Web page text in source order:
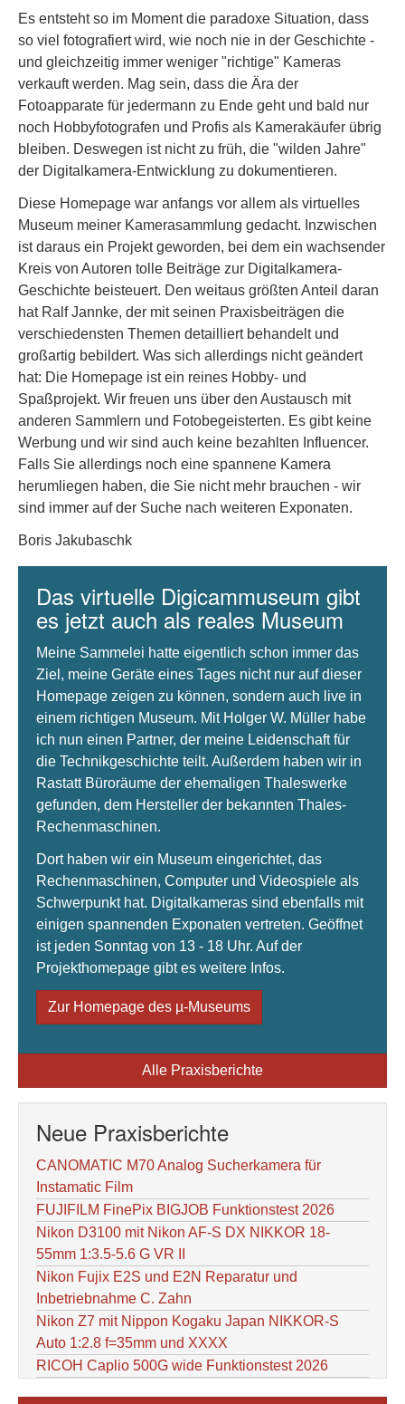
Es entsteht so im Moment die paradoxe Situation, dass
so viel fotografiert wird, wie noch nie in der Geschichte -
und gleichzeitig immer weniger "richtige" Kameras
verkauft werden. Mag sein, dass die Ära der
Fotoapparate für jedermann zu Ende geht und bald nur
noch Hobbyfotografen und Profis als Kamerakäufer übrig
bleiben. Deswegen ist nicht zu früh, die "wilden Jahre"
der Digitalkamera-Entwicklung zu dokumentieren.
Diese Homepage war anfangs vor allem als virtuelles
Museum meiner Kamerasammlung gedacht. Inzwischen
ist daraus ein Projekt geworden, bei dem ein wachsender
Kreis von Autoren tolle Beiträge zur Digitalkamera-
Geschichte beisteuert. Den weitaus größten Anteil daran
hat Ralf Jannke, der mit seinen Praxisbeiträgen die
verschiedensten Themen detailliert behandelt und
großartig bebildert. Was sich allerdings nicht geändert
hat: Die Homepage ist ein reines Hobby- und
Spaßprojekt. Wir freuen uns über den Austausch mit
anderen Sammlern und Fotobegeisterten. Es gibt keine
Werbung und wir sind auch keine bezahlten Influencer.
Falls Sie allerdings noch eine spannene Kamera
herumliegen haben, die Sie nicht mehr brauchen - wir
sind immer auf der Suche nach weiteren Exponaten.
Boris Jakubaschk
Das virtuelle Digicammuseum gibt
es jetzt auch als reales Museum
Meine Sammelei hatte eigentlich schon immer das
Ziel, meine Geräte eines Tages nicht nur auf dieser
Homepage zeigen zu können, sondern auch live in
einem richtigen Museum. Mit Holger W. Müller habe
ich nun einen Partner, der meine Leidenschaft für
die Technikgeschichte teilt. Außerdem haben wir in
Rastatt Büroräume der ehemaligen Thaleswerke
gefunden, dem Hersteller der bekannten Thales-
Rechenmaschinen.
Dort haben wir ein Museum eingerichtet, das
Rechenmaschinen, Computer und Videospiele als
Schwerpunkt hat. Digitalkameras sind ebenfalls mit
einigen spannenden Exponaten vertreten. Geöffnet
ist jeden Sonntag von 13 - 18 Uhr. Auf der
Projekthomepage gibt es weitere Infos.
Zur Homepage des µ-Museums
Alle Praxisberichte
Neue Praxisberichte
CANOMATIC M70 Analog Sucherkamera für
Instamatic Film
FUJIFILM FinePix BIGJOB Funktionstest 2026
Nikon D3100 mit Nikon AF-S DX NIKKOR 18-
55mm 1:3.5-5.6 G VR II
Nikon Fujix E2S und E2N Reparatur und
Inbetriebnahme C. Zahn
Nikon Z7 mit Nippon Kogaku Japan NIKKOR-S
Auto 1:2.8 f=35mm und XXXX
RICOH Caplio 500G wide Funktionstest 2026